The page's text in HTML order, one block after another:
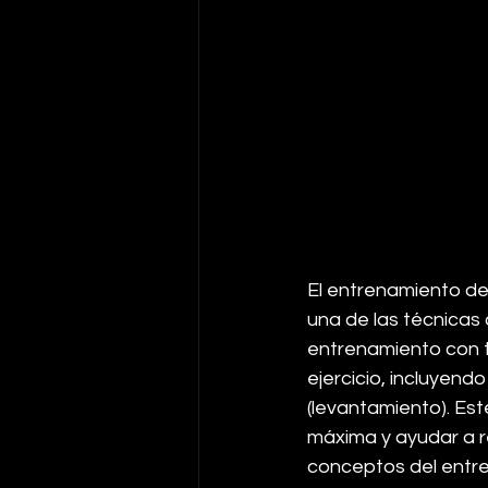
El entrenamiento
una de las
entrenamiento con
ejercicio,
(levantamiento).
máxima y ayudar a
conceptos del